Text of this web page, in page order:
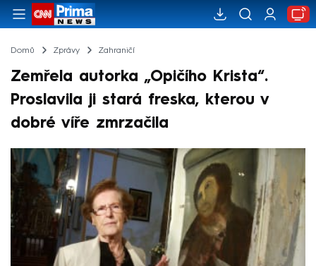
Domů Zprávy Zahraničí
Zemřela autorka „Opičího Krista“.
Proslavila ji stará freska, kterou v
dobré víře zmrzačila